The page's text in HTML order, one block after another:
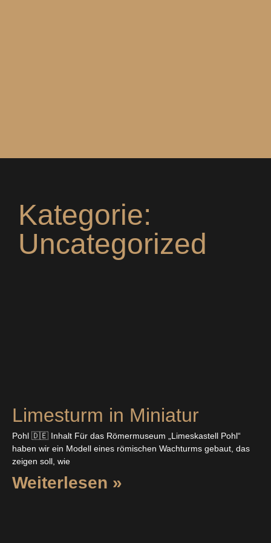
Kategorie:
Uncategorized
Limesturm in Miniatur
Pohl 🇩🇪 Inhalt Für das Römermuseum „Limeskastell Pohl“
haben wir ein Modell eines römischen Wachturms gebaut, das
zeigen soll, wie
Weiterlesen »